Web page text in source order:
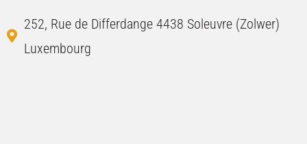
252, Rue de Differdange 4438 Soleuvre (Zolwer)
Luxembourg